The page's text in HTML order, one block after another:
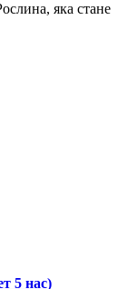
яка стане
5 нас)